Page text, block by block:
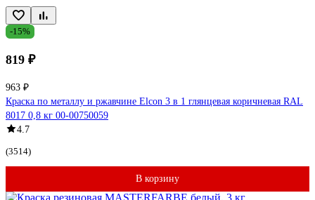
-15%
819 ₽
963 ₽
Краска по металлу и ржавчине Elcon 3 в 1 глянцевая коричневая RAL
8017 0,8 кг 00-00750059
4.7
(3514)
В корзину